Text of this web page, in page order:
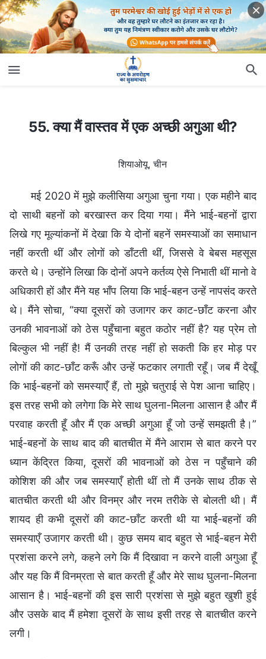
55. क्या मैं वास्तव में एक अच्छी अगुआ थी?
55. क्या मैं वास्तव में एक अच्छी अगुआ थी?
शियाओयू, चीन
मई 2020 में मुझे कलीसिया अगुआ चुना गया। एक महीने बाद
दो साथी बहनों को बरखास्त कर दिया गया। मैंने भाई-बहनों द्वारा
लिखे गए मूल्यांकनों में देखा कि ये दोनों बहनें समस्याओं का समाधान
नहीं करती थीं और लोगों को डाँटती थीं, जिससे वे बेबस महसूस
करते थे। उन्होंने लिखा कि दोनों अपने कर्तव्य ऐसे निभाती थीं मानो वे
अधिकारी हों और मैंने यह भाँप लिया कि भाई-बहन उन्हें नापसंद करते
थे। मैंने सोचा, “क्या दूसरों को उजागर कर काट-छाँट करना और
उनकी भावनाओं को ठेस पहुँचाना बहुत कठोर नहीं है? यह प्रेम तो
बिल्कुल भी नहीं है! मैं उनकी तरह नहीं हो सकती कि हर मोड़ पर
लोगों की काट-छाँट करूँ और उन्हें फटकार लगाती रहूँ। जब मैं देखूँ
कि भाई-बहनों को समस्याएँ हैं, तो मुझे चतुराई से पेश आना चाहिए।
इस तरह सभी को लगेगा कि मेरे साथ घुलना-मिलना आसान है और मैं
परवाह करती हूँ और मैं एक अच्छी अगुआ हूँ जो उन्हें समझती है।”
भाई-बहनों के साथ बाद की बातचीत में मैंने आराम से बात करने पर
ध्यान केंद्रित किया, दूसरों की भावनाओं को ठेस न पहुँचाने की
कोशिश की और जब समस्याएँ होती थीं तो मैं उनके साथ ठीक से
बातचीत करती थी और विनम्र और नरम तरीके से बोलती थी। मैं
शायद ही कभी दूसरों की काट-छाँट करती थी या भाई-बहनों की
समस्याएँ उजागर करती थी। कुछ समय बाद बहुत से भाई-बहन मेरी
प्रशंसा करने लगे, कहने लगे कि मैं दिखावा न करने वाली अगुआ हूँ
और यह कि मैं विनम्रता से बात करती हूँ और मेरे साथ घुलना-मिलना
आसान है। भाई-बहनों की इस सारी प्रशंसा से मुझे बहुत खुशी हुई
और उसके बाद मैं हमेशा दूसरों के साथ इसी तरह से बातचीत करने
लगी।